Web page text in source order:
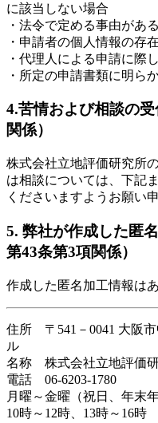
に該当しない場合
・法令で定める事由があ
・申請者の個人情報の存
・代理人による申請に際
・所定の申請書類に明ら
4.苦情および相談の
関係）
株式会社立地評価研究所
は相談については、下記
くださいますようお願い
5. 弊社が作成した匿
第43条第3項関係）
作成した匿名加工情報は
住所 〒541－0041 大阪
ル
名称 株式会社立地評価
電話 06-6203-1780
月曜～金曜（祝日、年末
10時～12時、13時～16時